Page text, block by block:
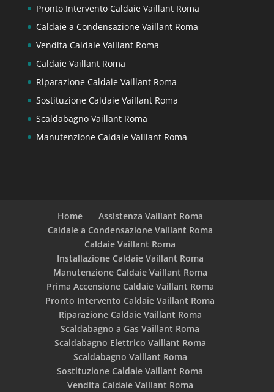
Pronto Intervento Caldaie Vaillant Roma
Caldaie a Condensazione Vaillant Roma
Vendita Caldaie Vaillant Roma
Caldaie Vaillant Roma
Riparazione Caldaie Vaillant Roma
Sostituzione Caldaie Vaillant Roma
Scaldabagno Vaillant Roma
Manutenzione Caldaie Vaillant Roma
Home
Assistenza Vaillant Roma
Caldaie a Condensazione Vaillant Roma
Caldaie Vaillant Roma
Installazione Caldaie Vaillant Roma
Manutenzione Caldaie Vaillant Roma
Prima Accensione Caldaie Vaillant Roma
Pronto Intervento Caldaie Vaillant Roma
Riparazione Caldaie Vaillant Roma
Scaldabagno a Gas Vaillant Roma
Scaldabagno Elettrico Vaillant Roma
Scaldabagno Vaillant Roma
Sostituzione Caldaie Vaillant Roma
Vendita Caldaie Vaillant Roma